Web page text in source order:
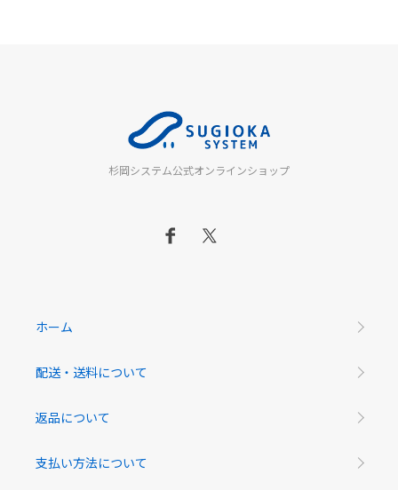
杉岡システム公式オンラインショップ
ホーム
配送・送料について
返品について
支払い方法について